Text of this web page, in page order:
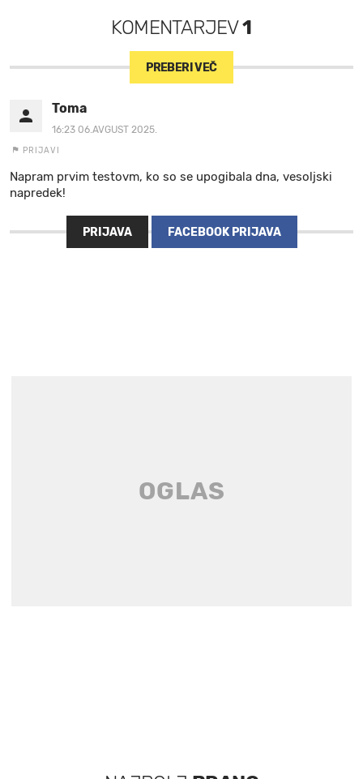
KOMENTARJEV1
PREBERI VEČ
Toma
16:23 06.AVGUST 2025.
PRIJAVI
Napram prvim testovm, ko so se upogibala dna, vesoljski
napredek!
PRIJAVA FACEBOOK PRIJAVA